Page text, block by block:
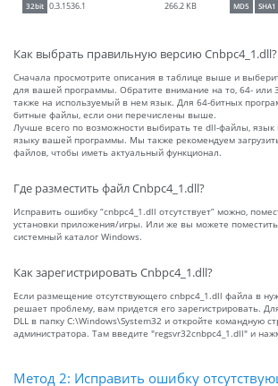
32bit 0.3.1536.1 266.2 KB MD5 SHA1
Как выбрать правильную версию Cnbpc4_1.dll?
Сначала просмотрите описания в таблице выше и
для вашей программы. Обратите внимание на то, 64- или
также на используемый в нем язык. Для 64-битных
битные файлы, если они перечислены выше.
Лучше всего по возможности выбирать те dll-файлы, язык
языку вашей программы. Мы также рекомендуем
файлов, чтобы иметь актуальный функционал.
Где разместить файл Cnbpc4_1.dll?
Исправить ошибку “cnbpc4_1.dll отсутствует” можно,
установки приложения/игры. Или же вы можете
системный каталог Windows.
Как зарегистрировать Cnbpc4_1.dll?
Если размещение отсутствующего cnbpc4_1.dll файла в
решает проблему, вам придется его зарегистрировать.
DLL в папку C:\Windows\System32 и откройте командную
администратора. Там введите "regsvr32cnbpc4_1.dll" и
Метод 2: Исправить ошибку